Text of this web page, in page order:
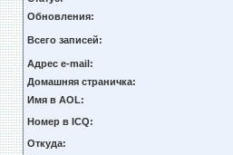
Обновления:
Всего записей:
Адрес e-mail:
Домашняя страничка:
Имя в AOL:
Номер в ICQ:
Откуда: